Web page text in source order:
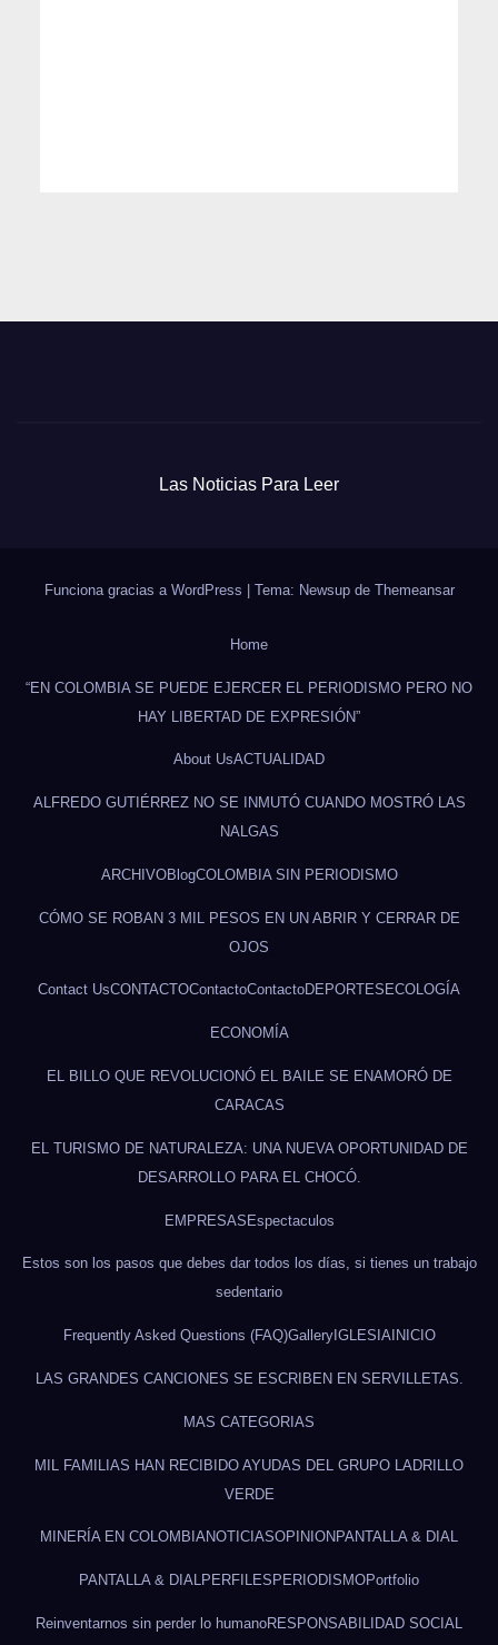
Las Noticias Para Leer
Funciona gracias a WordPress Tema: Newsup de Themeansar
Home
“EN COLOMBIA SE PUEDE EJERCER EL PERIODISMO PERO NO
HAY LIBERTAD DE EXPRESIÓN”
About UsACTUALIDAD
ALFREDO GUTIÉRREZ NO SE INMUTÓ CUANDO MOSTRÓ LAS
NALGAS
ARCHIVOBlogCOLOMBIA SIN PERIODISMO
CÓMO SE ROBAN 3 MIL PESOS EN UN ABRIR Y CERRAR DE
OJOS
Contact UsCONTACTOContactoContactoDEPORTES ECOLOGÍA
ECONOMÍA
EL BILLO QUE REVOLUCIONÓ EL BAILE SE ENAMORÓ DE
CARACAS
EL TURISMO DE NATURALEZA: UNA NUEVA OPORTUNIDAD DE
DESARROLLO PARA EL CHOCÓ.
EMPRESASEspectaculos
Estos son los pasos que debes dar todos los días, si tienes un trabajo
sedentario
Frequently Asked Questions (FAQ)GalleryIGLESIAINICIO
LAS GRANDES CANCIONES SE ESCRIBEN EN SERVILLETAS.
MAS CATEGORIAS
MIL FAMILIAS HAN RECIBIDO AYUDAS DEL GRUPO LADRILLO
VERDE
MINERÍA EN COLOMBIANOTICIASOPINION PANTALLA & DIAL
PANTALLA & DIALPERFILES PERIODISMOPortfolio
Reinventarnos sin perder lo humanoRESPONSABILIDAD SOCIAL